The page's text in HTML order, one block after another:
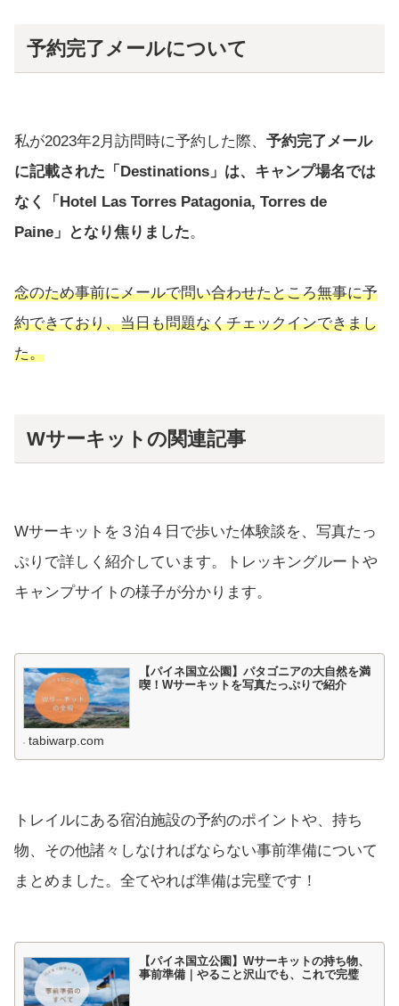
予約完了メールについて
私が2023年2月訪問時に予約した際、 予約完了メール
に記載された「Destinations」は、キャンプ場名では
なく「Hotel Las Torres Patagonia, Torres de
Paine」となり焦りました。
念のため事前にメールで問い合わせたところ無事に予
約できており、当日も問題なくチェックインできまし
た。
Wサーキットの関連記事
Wサーキットを３泊４日で歩いた体験談を、写真たっ
ぷりで詳しく紹介しています。トレッキングルートや
キャンプサイトの様子が分かります。
【パイネ国立公園】パタゴニアの大自然を満
喫！Wサーキットを写真たっぷりで紹介
tabiwarp.com
トレイルにある宿泊施設の予約のポイントや、持ち
物、その他諸々しなければならない事前準備について
まとめました。全てやれば準備は完璧です！
【パイネ国立公園】Wサーキットの持ち物、
事前準備｜やること沢山でも、これで完璧